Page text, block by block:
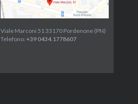
Viale Marconi 51 33170 Pordenone (PN)
Telefono: +39 0434.1778607